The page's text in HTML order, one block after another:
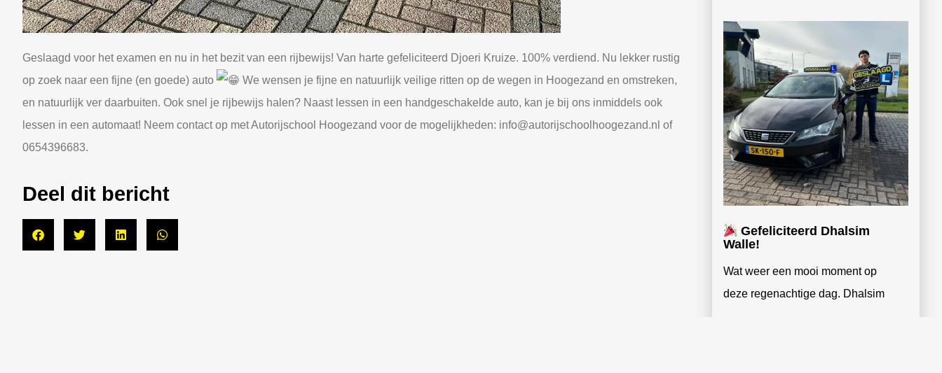
Geslaagd voor het examen en nu in het bezit van een rijbewijs! Van harte gefeliciteerd Djoeri Kruize. 100% verdiend. Nu lekker rustig
op zoek naar een fijne (en goede) auto
We wensen je fijne en natuurlijk veilige ritten op de wegen in Hoogezand en omstreken,
en natuurlijk ver daarbuiten. Ook snel je rijbewijs halen? Naast lessen in een handgeschakelde auto, kan je bij ons inmiddels ook
lessen in een automaat! Neem contact op met Autorijschool Hoogezand voor de mogelijkheden: info@autorijschoolhoogezand.nl of
0654396683.
Deel dit bericht
Gefeliciteerd Dhalsim
Walle!
Wat weer een mooi moment op
deze regenachtige dag. Dhalsim